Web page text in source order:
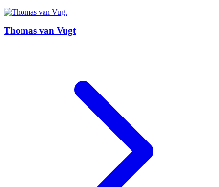
Thomas van Vugt